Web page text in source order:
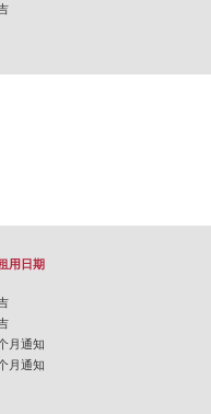
用日期
月通知
月通知